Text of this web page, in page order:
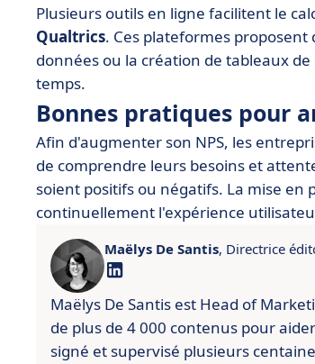
Plusieurs outils en ligne facilitent le
Qualtrics. Ces plateformes
données ou la création de tableaux
temps.
Bonnes pratiques pour
Afin d'augmenter son NPS, les
de comprendre leurs besoins et
soient positifs ou négatifs. La mise
continuellement l'expérience
Maëlys De Santis, Directrice
Maëlys De Santis est Head of
de plus de 4 000 contenus pour
signé et supervisé plusieurs